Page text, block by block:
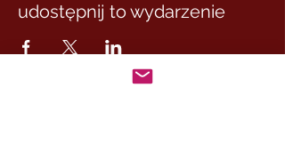
udostępnij to wydarzenie